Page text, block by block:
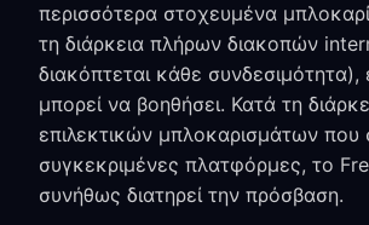
περισσότερα στοχευμένα
τη διάρκεια πλήρων διακοπών
διακόπτεται κάθε
μπορεί να βοηθήσει. Κατά τη
επιλεκτικών μπλοκαρισμάτων που
συγκεκριμένες πλατφόρμες, το
συνήθως διατηρεί την πρόσβαση.